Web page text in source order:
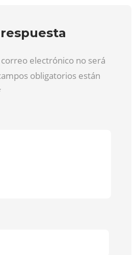
electrónico no será
obligatorios están